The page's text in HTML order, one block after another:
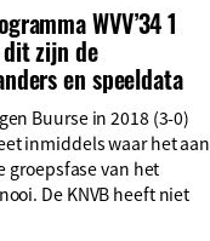
WVV’34 1
zijn de
en speeldata
Buurse in 2018 (3-0)
inmiddels waar het aan
groepsfase van het
De KNVB heeft niet